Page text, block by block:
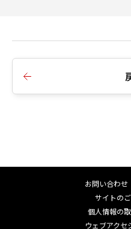
(1) 本契約のい
部が法律により
それ以外の部分
U.S.
設定したカメラ名を表
6. インストーラーの表
1. VB-H43/VB-H630VE/
お問い合わせ
サイトの
個人情報の
ウェブアク